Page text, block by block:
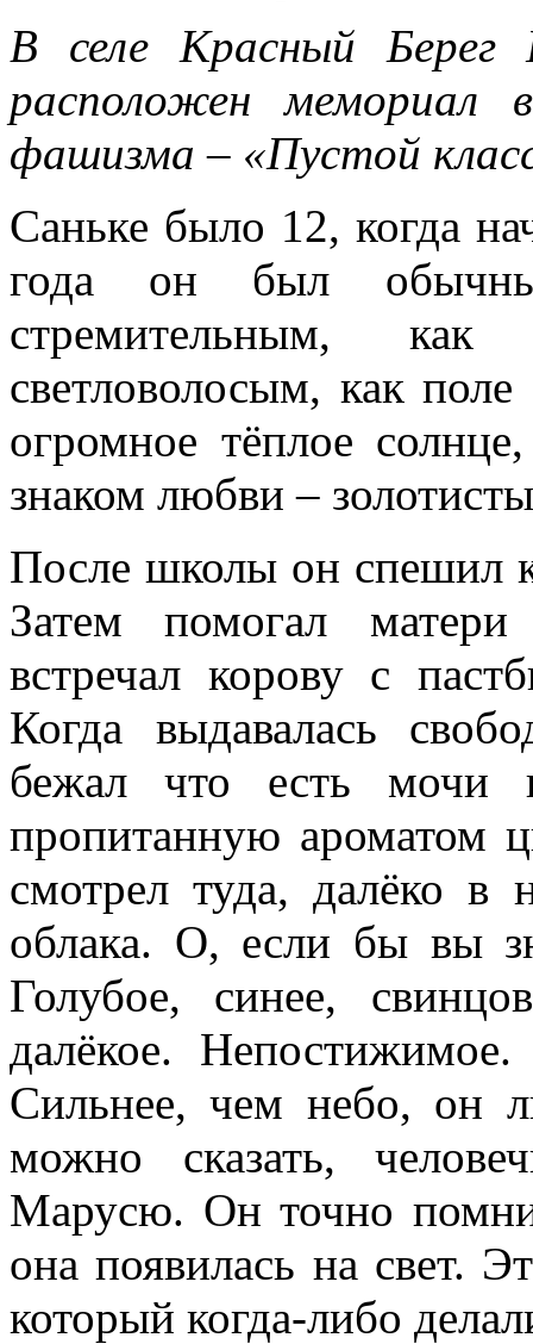
В селе Красный Берег
расположен
фашизма – «Пустой
Саньке было 12, когда
года он был
стремительным,
светловолосым, как
огромное тёплое
знаком любви –
После школы он спешил
Затем помогал
встречал корову с
Когда выдавалась
бежал что есть мочи
пропитанную ароматом
смотрел туда, далёко в
облака. О, если бы вы
Голубое, синее,
далёкое.
Сильнее, чем небо, он
можно сказать,
Марусю. Он точно
она появилась на свет.
который когда-либо